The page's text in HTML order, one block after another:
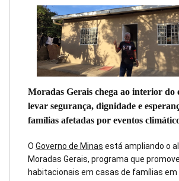
Moradas Gerais chega ao interior do
levar segurança, dignidade e
famílias afetadas por eventos
O Governo de Minas está ampliando o
Moradas Gerais, programa que
habitacionais em casas de famílias